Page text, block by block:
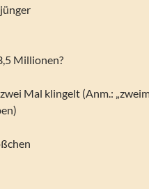
Millionen?
Mal klingelt (Anm.: